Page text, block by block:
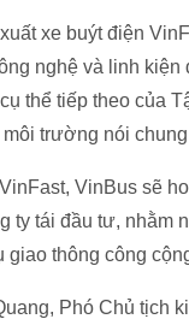
xe buýt điện
nghệ và linh
thể tiếp theo của
trường nói
VinBus sẽ
ty tái đầu tư, nhằm
giao thông công
Phó Chủ tịch